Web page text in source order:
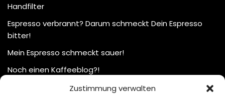
Zustimmung verwalten
Handfilter
Espresso verbrannt? Darum schmeckt Dein Espresso
bitter!
Mein Espresso schmeckt sauer!
Noch einen Kaffeeblog?!